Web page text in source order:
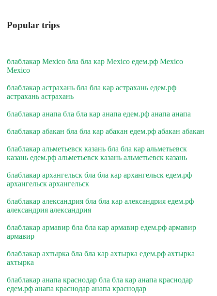
Popular trips
блаблакар Mexico бла бла кар Mexico едем.рф Mexico
Mexico
блаблакар астрахань бла бла кар астрахань едем.рф
астрахань астрахань
блаблакар анапа бла бла кар анапа едем.рф анапа анапа
блаблакар абакан бла бла кар абакан едем.рф абакан абакан
блаблакар альметьевск казань бла бла кар альметьевск
казань едем.рф альметьевск казань альметьевск казань
блаблакар архангельск бла бла кар архангельск едем.рф
архангельск архангельск
блаблакар александрия бла бла кар александрия едем.рф
александрия александрия
блаблакар армавир бла бла кар армавир едем.рф армавир
армавир
блаблакар ахтырка бла бла кар ахтырка едем.рф ахтырка
ахтырка
блаблакар анапа краснодар бла бла кар анапа краснодар
едем.рф анапа краснодар анапа краснодар